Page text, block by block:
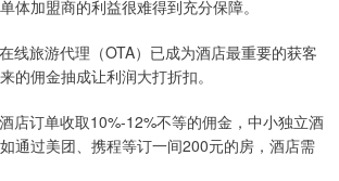
体加盟商的利益很难得到充分保障。
线旅游代理（OTA）已成为酒店最重要的获客
的佣金抽成让利润大打折扣。
店订单收取10%-12%不等的佣金，中小独立酒
通过美团、携程等订一间200元的房，酒店需